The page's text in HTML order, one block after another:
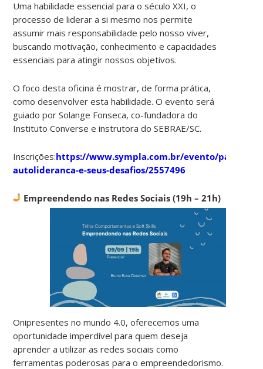
Uma habilidade essencial para o século XXI, o
processo de liderar a si mesmo nos permite
assumir mais responsabilidade pelo nosso viver,
buscando motivação, conhecimento e capacidades
essenciais para atingir nossos objetivos.
O foco desta oficina é mostrar, de forma prática,
como desenvolver esta habilidade. O evento será
guiado por Solange Fonseca, co-fundadora do
Instituto Converse e instrutora do SEBRAE/SC.
Inscrições:https://www.sympla.com.br/evento/palestra-
autolideranca-e-seus-desafios/2557496
Empreendendo nas Redes Sociais (19h – 21h)
Onipresentes no mundo 4.0, oferecemos uma
oportunidade imperdível para quem deseja
aprender a utilizar as redes sociais como
ferramentas poderosas para o empreendedorismo.